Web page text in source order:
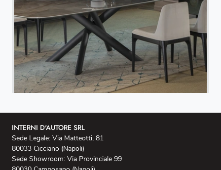
INTERNI D'AUTORE SRL
Sede Legale: Via Matteotti, 81
80033 Cicciano (Napoli)
Sede Showroom: Via Provinciale 99